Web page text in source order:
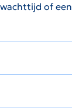
of